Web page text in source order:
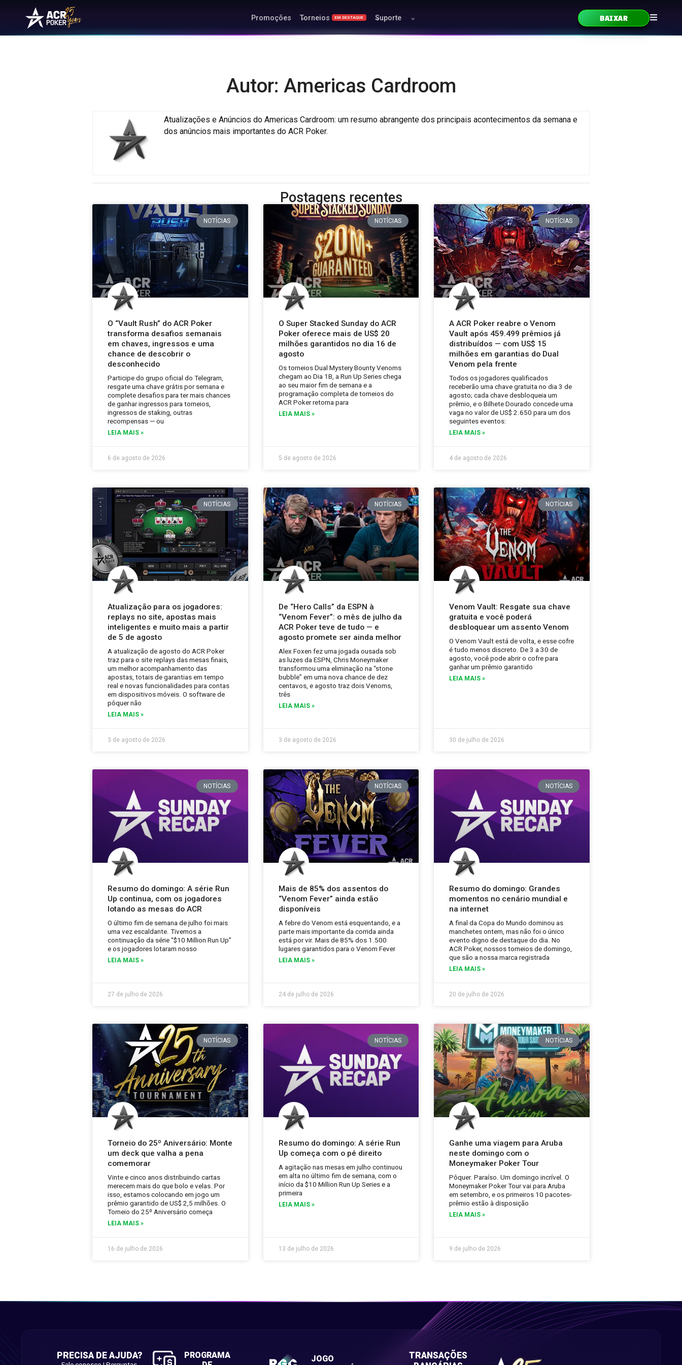
Ir para o conteúdo
Navegação principal Promoções Torneios EM DESTAQUE Suporte BAIXAR
Autor: Americas Cardroom
Atualizações e Anúncios do Americas Cardroom: um resumo abrangente dos principais acontecimentos da semana e
dos anúncios mais importantes do ACR Poker.
Postagens recentes
NOTÍCIAS
O “Vault Rush” do ACR Poker
transforma desafios semanais
em chaves, ingressos e uma
chance de descobrir o
desconhecido
Participe do grupo oficial do Telegram,
resgate uma chave grátis por semana e
complete desafios para ter mais chances
de ganhar ingressos para torneios,
ingressos de staking, outras
recompensas — ou
LEIA MAIS »
6 de agosto de 2026
NOTÍCIAS
O Super Stacked Sunday do ACR
Poker oferece mais de US$ 20
milhões garantidos no dia 16 de
agosto
Os torneios Dual Mystery Bounty Venoms
chegam ao Dia 1B, a Run Up Series chega
ao seu maior fim de semana e a
programação completa de torneios do
ACR Poker retorna para
LEIA MAIS »
5 de agosto de 2026
NOTÍCIAS
A ACR Poker reabre o Venom
Vault após 459.499 prêmios já
distribuídos — com US$ 15
milhões em garantias do Dual
Venom pela frente
Todos os jogadores qualificados
receberão uma chave gratuita no dia 3 de
agosto; cada chave desbloqueia um
prêmio, e o Bilhete Dourado concede uma
vaga no valor de US$ 2.650 para um dos
seguintes eventos:
LEIA MAIS »
4 de agosto de 2026
NOTÍCIAS
Atualização para os jogadores:
replays no site, apostas mais
inteligentes e muito mais a partir
de 5 de agosto
A atualização de agosto do ACR Poker
traz para o site replays das mesas finais,
um melhor acompanhamento das
apostas, totais de garantias em tempo
real e novas funcionalidades para contas
em dispositivos móveis. O software de
pôquer não
LEIA MAIS »
3 de agosto de 2026
NOTÍCIAS
De “Hero Calls” da ESPN à
“Venom Fever”: o mês de julho da
ACR Poker teve de tudo — e
agosto promete ser ainda melhor
Alex Foxen fez uma jogada ousada sob
as luzes da ESPN, Chris Moneymaker
transformou uma eliminação na “stone
bubble” em uma nova chance de dez
centavos, e agosto traz dois Venoms,
três
LEIA MAIS »
3 de agosto de 2026
NOTÍCIAS
Venom Vault: Resgate sua chave
gratuita e você poderá
desbloquear um assento Venom
O Venom Vault está de volta, e esse cofre
é tudo menos discreto. De 3 a 30 de
agosto, você pode abrir o cofre para
ganhar um prêmio garantido
LEIA MAIS »
30 de julho de 2026
NOTÍCIAS
Resumo do domingo: A série Run
Up continua, com os jogadores
lotando as mesas do ACR
O último fim de semana de julho foi mais
uma vez escaldante. Tivemos a
continuação da série “$10 Million Run Up”
e os jogadores lotaram nosso
LEIA MAIS »
27 de julho de 2026
NOTÍCIAS
Mais de 85% dos assentos do
“Venom Fever” ainda estão
disponíveis
A febre do Venom está esquentando, e a
parte mais importante da corrida ainda
está por vir. Mais de 85% dos 1.500
lugares garantidos para o Venom Fever
LEIA MAIS »
24 de julho de 2026
NOTÍCIAS
Resumo do domingo: Grandes
momentos no cenário mundial e
na internet
A final da Copa do Mundo dominou as
manchetes ontem, mas não foi o único
evento digno de destaque do dia. No
ACR Poker, nossos torneios de domingo,
que são a nossa marca registrada
LEIA MAIS »
20 de julho de 2026
NOTÍCIAS
Torneio do 25º Aniversário: Monte
um deck que valha a pena
comemorar
Vinte e cinco anos distribuindo cartas
merecem mais do que bolo e velas. Por
isso, estamos colocando em jogo um
prêmio garantido de US$ 2,5 milhões. O
Torneio do 25º Aniversário começa
LEIA MAIS »
16 de julho de 2026
NOTÍCIAS
Resumo do domingo: A série Run
Up começa com o pé direito
A agitação nas mesas em julho continuou
em alta no último fim de semana, com o
início da $10 Million Run Up Series e a
primeira
LEIA MAIS »
13 de julho de 2026
NOTÍCIAS
Ganhe uma viagem para Aruba
neste domingo com o
Moneymaker Poker Tour
Pôquer. Paraíso. Um domingo incrível. O
Moneymaker Poker Tour vai para Aruba
em setembro, e os primeiros 10 pacotes-
prêmio estão à disposição
LEIA MAIS »
9 de julho de 2026
PRECISA DE AJUDA?
PROGRAMA
JOGO
TRANSAÇÕES